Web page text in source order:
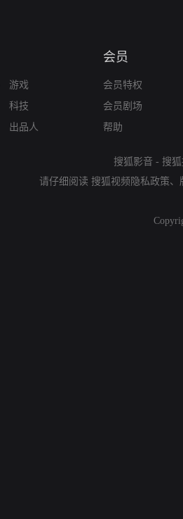
游戏
科技
出品人
会员
会员特权
会员剧场
帮助
搜狐影音 - 搜
请仔细阅读 搜狐视频隐私政策、